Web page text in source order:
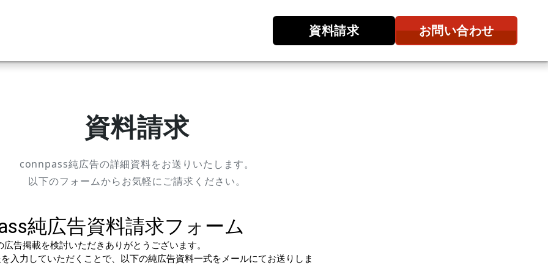
資料請求 お問い合わせ
資料請求
connpass純広告の詳細資料をお送りいたします。
以下のフォームからお気軽にご請求ください。